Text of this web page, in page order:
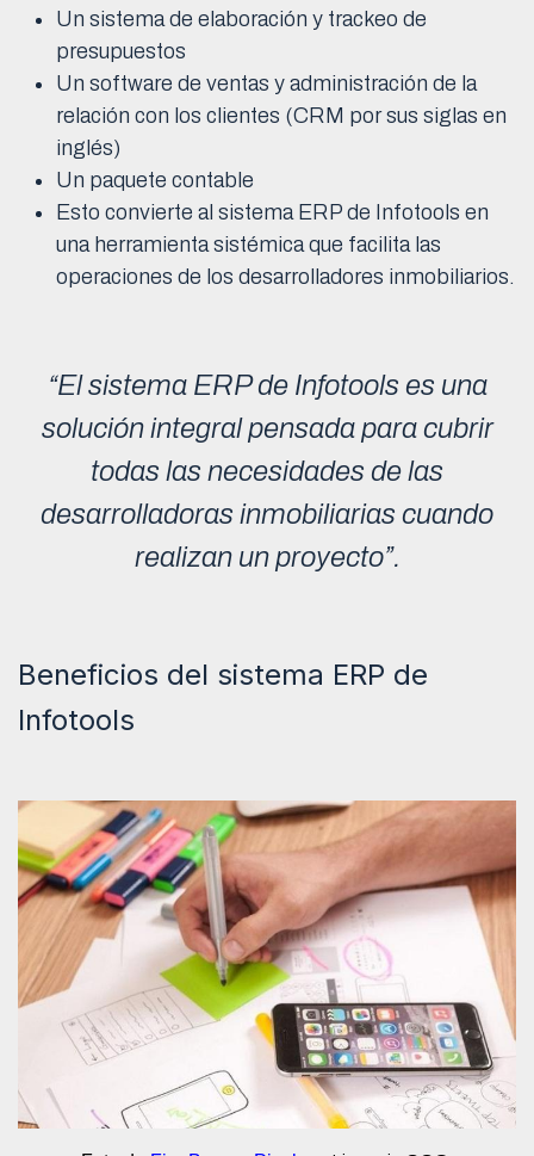
Un sistema de elaboración y trackeo de
presupuestos
Un software de ventas y administración de la
relación con los clientes (CRM por sus siglas en
inglés)
Un paquete contable
Esto convierte al sistema ERP de Infotools en
una herramienta sistémica que facilita las
operaciones de los desarrolladores inmobiliarios.
“El sistema ERP de Infotools es una
solución integral pensada para cubrir
todas las necesidades de las
desarrolladoras inmobiliarias cuando
realizan un proyecto”.
Beneficios del sistema ERP de
Infotools